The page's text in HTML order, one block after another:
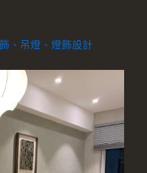
、 吊燈 、燈飾設計